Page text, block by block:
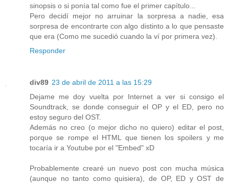
sinopsis o si ponía tal como fue el primer capítulo...
Pero decidí mejor no arruinar la sorpresa a nadie, esa
sorpresa de encontrarte con algo distinto a lo que pensaste
que era (Como me sucedió cuando la ví por primera vez).
Responder
div89 23 de abril de 2011 a las 15:29
Dejame me doy vuelta por Internet a ver si consigo el
Soundtrack, se donde conseguir el OP y el ED, pero no
estoy seguro del OST.
Además no creo (o mejor dicho no quiero) editar el post,
porque se rompe el HTML que tienen los spoilers y me
tocaría ir a Youtube por el "Embed" xD
Probablemente crearé un nuevo post con mucha música
(aunque no tanto como quisiera), de OP, ED y OST de